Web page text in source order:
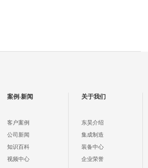
案例·新闻
客户案例
公司新闻
知识百科
视频中心
关于我们
东昊介绍
集成制造
装备中心
企业荣誉